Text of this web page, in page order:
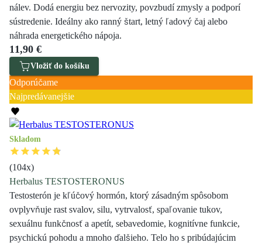
nálev. Dodá energiu bez nervozity, povzbudí zmysly a podporí
sústredenie. Ideálny ako ranný štart, letný ľadový čaj alebo
náhrada energetického nápoja.
11,90 €
Vložiť do košíku
Odporúčame
Najpredávanejšie
Skladom
(104x)
Herbalus TESTOSTERONUS
Testosterón je kľúčový hormón, ktorý zásadným spôsobom
ovplyvňuje rast svalov, silu, vytrvalosť, spaľovanie tukov,
sexuálnu funkčnosť a apetít, sebavedomie, kognitívne funkcie,
psychickú pohodu a mnoho ďalšieho. Telo ho s pribúdajúcim